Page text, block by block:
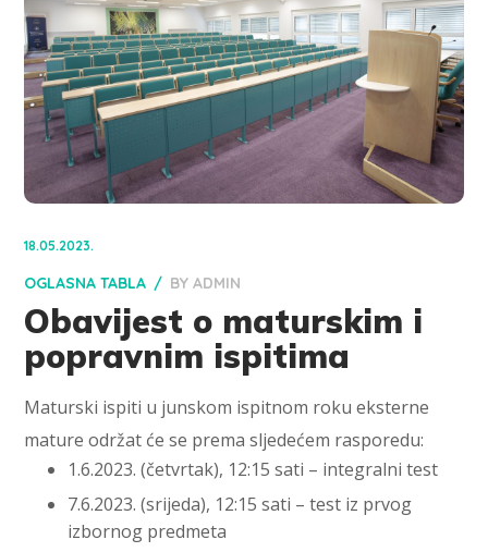
18.05.2023.
OGLASNA TABLA BYADMIN
Obavijest o maturskim i
popravnim ispitima
Maturski ispiti u junskom ispitnom roku eksterne
mature održat će se prema sljedećem rasporedu:
1.6.2023. (četvrtak), 12:15 sati – integralni test
7.6.2023. (srijeda), 12:15 sati – test iz prvog
izbornog predmeta